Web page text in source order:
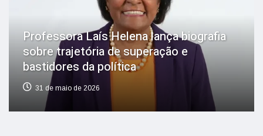
Professora Laís Helena lança biografia
sobre trajetória de superação e
bastidores da política
31 de maio de 2026